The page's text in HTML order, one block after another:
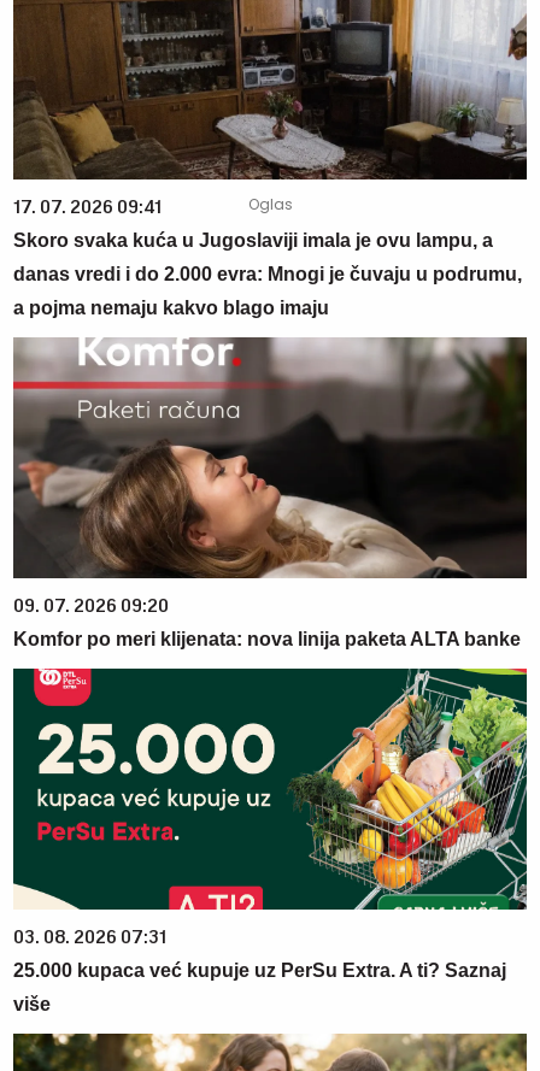
17. 07. 2026 09:41
Skoro svaka kuća u Jugoslaviji imala je ovu lampu, a
danas vredi i do 2.000 evra: Mnogi je čuvaju u podrumu,
a pojma nemaju kakvo blago imaju
09. 07. 2026 09:20
Komfor po meri klijenata: nova linija paketa ALTA banke
03. 08. 2026 07:31
25.000 kupaca već kupuje uz PerSu Extra. A ti? Saznaj
više